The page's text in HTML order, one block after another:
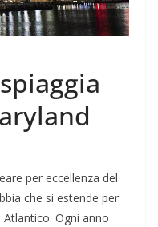
per eccellenza del
che si estende per
Ogni anno